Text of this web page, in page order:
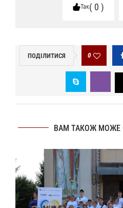
Так 0
ПОДІЛИТИСЯ 0
ВАМ ТАКОЖ МОЖЕ